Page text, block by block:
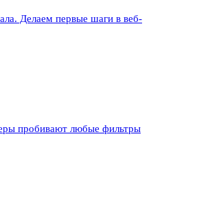
Делаем первые шаги в веб-
пробивают любые фильтры